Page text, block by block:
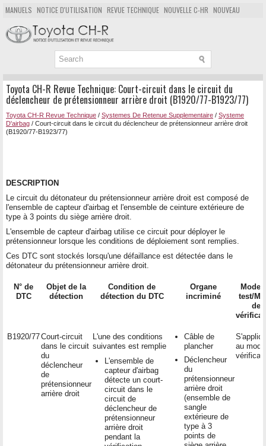
MANUELS NOTICE D'UTILISATION REVUE TECHNIQUE NOUVELLE C-HR NOUVEAU
POPULAIRE
PLAN DU SITE CHERCHER
Toyota CH-R Revue Technique: Court-circuit dans le circuit du
déclencheur de prétensionneur arrière droit (B1920/77-B1923/77)
Toyota CH-R Revue Technique / Systemes De Retenue Supplementaire / Systeme
D'airbag / Court-circuit dans le circuit du déclencheur de prétensionneur arrière droit
(B1920/77-B1923/77)
DESCRIPTION
Le circuit du détonateur du prétensionneur arrière droit est composé de
l'ensemble de capteur d'airbag et l'ensemble de ceinture extérieure de
type à 3 points du siège arrière droit.
L'ensemble de capteur d'airbag utilise ce circuit pour déployer le
prétensionneur lorsque les conditions de déploiement sont remplies.
Ces DTC sont stockés lorsqu'une défaillance est détectée dans le
détonateur du prétensionneur arrière droit.
N° de
DTC
Objet de la
détection
Condition de
détection du DTC
Organe
incriminé
Mode
test/
de
B1920/77Court-circuit
dans le circuit
du
déclencheur
de
prétensionneur
arrière droit
L'une des conditions
suivantes est remplie
L'ensemble de
capteur d'airbag
détecte un court-
circuit dans le
circuit de
déclencheur de
prétensionneur
arrière droit
pendant la
Câble de
plancher
Déclencheur
du
prétensionneur
arrière droit
(ensemble de
sangle
extérieure de
type à 3
points de
au